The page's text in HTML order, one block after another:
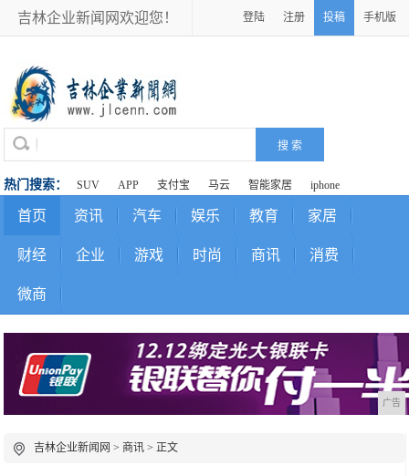
吉林企业新闻网欢迎您！ 登陆 注册 投稿 手机版
热门搜索： SUV APP 支付宝 马云 智能家居 iphone
首页 资讯 汽车 娱乐 教育 家居
财经 企业 游戏 时尚 商讯 消费
微商
广告
吉林企业新闻网 > 商讯 > 正文